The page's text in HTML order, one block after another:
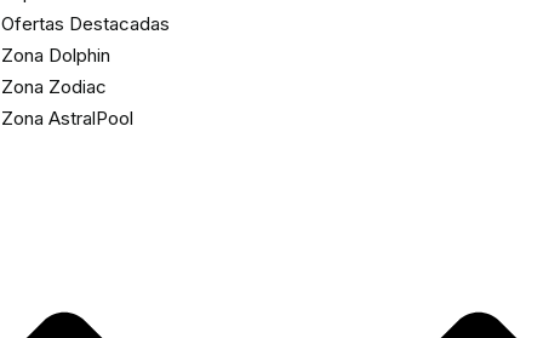
Ofertas Destacadas
Zona Dolphin
Zona Zodiac
Zona AstralPool